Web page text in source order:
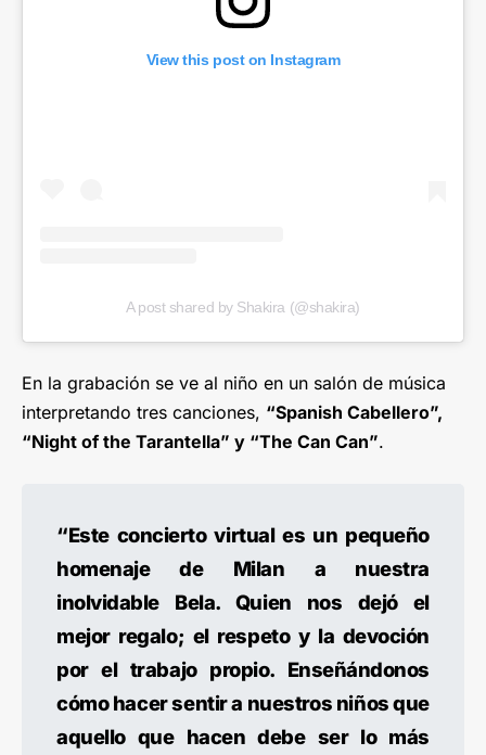
View this post on Instagram
A post shared by Shakira (@shakira)
En la grabación se ve al niño en un salón de música
interpretando tres canciones, “Spanish Cabellero”,
“Night of the Tarantella” y “The Can Can”.
“Este concierto virtual es un pequeño
homenaje de Milan a nuestra
inolvidable Bela. Quien nos dejó el
mejor regalo; el respeto y la devoción
por el trabajo propio. Enseñándonos
cómo hacer sentir a nuestros niños que
aquello que hacen debe ser lo más